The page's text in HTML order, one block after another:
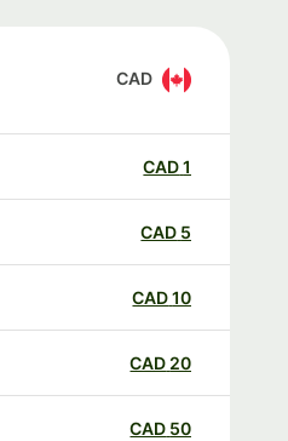
CAD
CAD
CAD
CAD
20
CAD
50
CAD